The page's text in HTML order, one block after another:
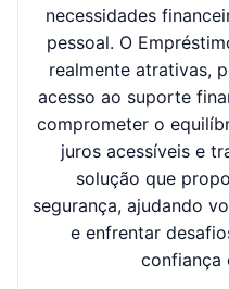
necessidades
pessoal. O
realmente atrativas,
acesso ao suporte
comprometer o
juros acessíveis e
solução que
segurança, ajudando
e enfrentar
confiança